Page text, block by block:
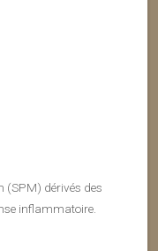
(SPM) dérivés des
inflammatoire.